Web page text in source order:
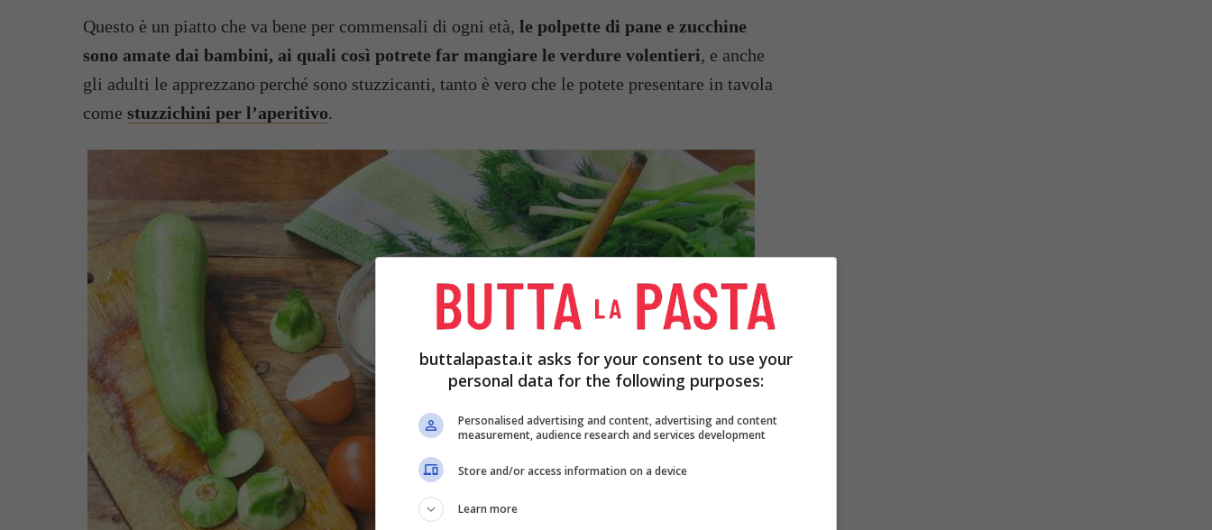
Questo è un piatto che va bene per commensali di ogni età, le polpette di pane e zucchine
sono amate dai bambini, ai quali così potrete far mangiare le verdure volentieri, e anche
gli adulti le apprezzano perché sono stuzzicanti, tanto è vero che le potete presentare in tavola
come stuzzichini per l’aperitivo.
buttalapasta.it asks for your consent to use your
personal data for the following purposes:
Personalised advertising and content, advertising and content
measurement, audience research and services development
Store and/or access information on a device
Learn more